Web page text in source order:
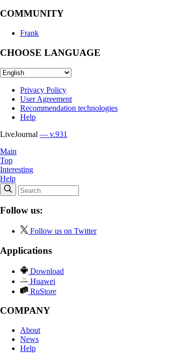
COMMUNITY
Frank
CHOOSE LANGUAGE
Privacy Policy
User Agreement
Recommendation technologies
Help
LiveJournal — v.931
Main
Top
Interesting
Help
Follow us:
Follow us on Twitter
Applications
Download
Huawei
RuStore
COMPANY
About
News
Help